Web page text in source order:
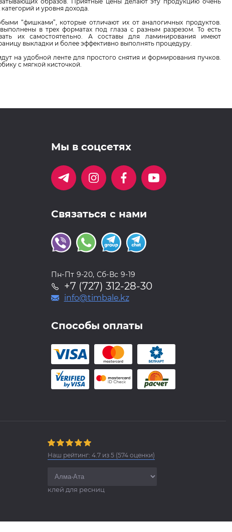
и уровня дохода.
“фишками”, которые отличают их от аналогичных продуктов.
в трех форматах под глаза с разным разрезом. То есть
их самостоятельно. А составы для ламинирования имеют
выкладки и более эффективно выполнять процедуру.
на удобной ленте для простого снятия и формирования пучков.
с мягкой кисточкой.
Мы в соцсетях
Связаться с нами
Пн-Пт 9-20, Сб-Вс 9-19
+7 (727) 312-28-30
info@timbale.kz
Способы оплаты
Наш рейтинг: 4.7из 5(574оценки)
клей для ресниц